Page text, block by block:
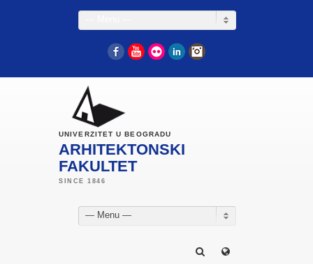
FacebookYouTube
Flickr LinkedIn
UNIVERZITET U BEOGRADU
ARHITEKTONSKI
FAKULTET
— Menu —